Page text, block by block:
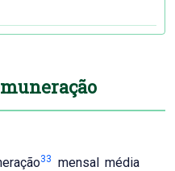
33
mensal média